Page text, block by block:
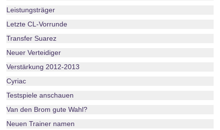
Leistungsträger
Letzte CL-Vorrunde
Transfer Suarez
Neuer Verteidiger
Verstärkung 2012-2013
Cyriac
Testspiele anschauen
Van den Brom gute Wahl?
Neuen Trainer namen